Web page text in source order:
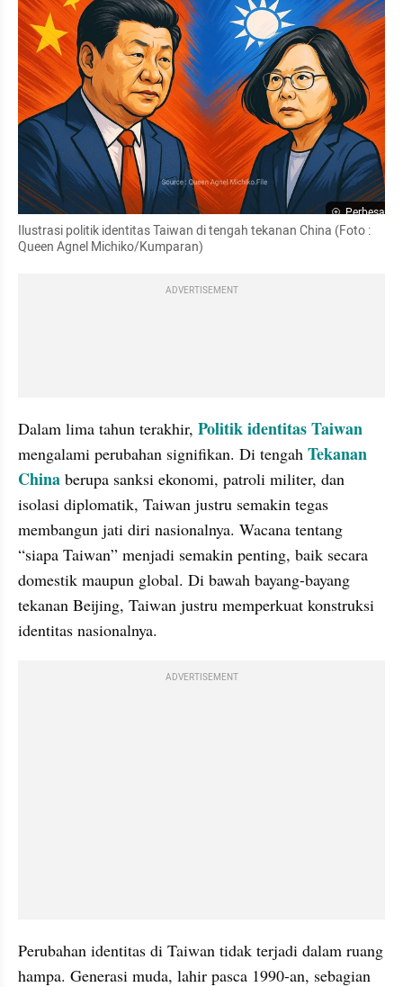
Perbesar
Ilustrasi politik identitas Taiwan di tengah tekanan China (Foto :
Queen Agnel Michiko/Kumparan)
ADVERTISEMENT
Dalam lima tahun terakhir, Politik identitas Taiwan
mengalami perubahan signifikan. Di tengah Tekanan
China berupa sanksi ekonomi, patroli militer, dan
isolasi diplomatik, Taiwan justru semakin tegas
membangun jati diri nasionalnya. Wacana tentang
“siapa Taiwan” menjadi semakin penting, baik secara
domestik maupun global. Di bawah bayang-bayang
tekanan Beijing, Taiwan justru memperkuat konstruksi
identitas nasionalnya.
ADVERTISEMENT
Perubahan identitas di Taiwan tidak terjadi dalam ruang
hampa. Generasi muda, lahir pasca 1990-an, sebagian